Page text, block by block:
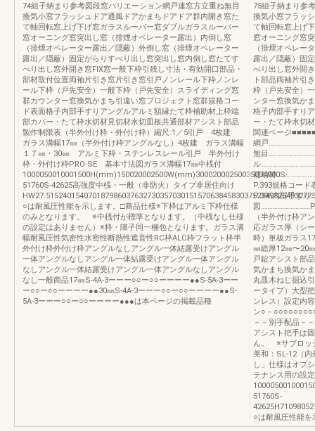
74組子納まり参考図段窓バリエーション網戸連窓方立重ね無目
換気小窓フラッシュドア通風ドアかまちドアドア群内開き窓た
て軸回転窓上げ下げ窓ガラスルーバー窓ダブルガラスルーバー
窓オーニング窓突出し窓（排煙オペレーター露出）内倒し窓
（排煙オペレーター露出／隠蔽）外倒し窓（排煙オペレーター
露出／隠蔽）固定がらりすべり出し窓突出し窓内倒し窓たてす
べり出し窓外開き窓FIX窓一般下枠引残し寸法・有効開口部品・
部材取付位置両袖片引き窓片引き窓引戸ノンレール下枠ノンレ
ール下枠（戸先安全）一般下枠（戸先安全）スライディング窓
群カウンター窓換気かまち引違い窓プロジェクト窓群規格コー
ド表面格子内部手すりアングルアルミ額縁たて枠補助材上枠端
部カバー・たて枠水切材見切材水切皿板共通部材アシスト部品
製作制限表（半外付け枠・外付け枠）縮尺:1／5引戸 4枚建
ガラス溝幅17㎜（半外付け枠アングルなし）4枚建 ガラス溝幅
１７㎜・30㎜ アルミ下枠・ステンレスレール引戸 半外付け
枠・外付け枠PRO-SE 基本寸法図ガラス溝幅17㎜中桟付
1000050010001500H(mm)150020002500W(mm)30002000250035004000S-
51760S-42625高強度中桟・一般（非防火）タイプ非居住向け
○は耐風圧性能を示します。□商品仕様※下枠はアルミ下枠仕様
のみとなります。 ※中桟付が標準となります。（中桟なし仕様
の設定はありません）※枠・障子同一梱包となります。ガラス溝
幅耐風圧性気密性水密性断熱性遮音性RC枠ALC枠フラット枠半
外付け枠外付け枠アングルなしアングル一体結露受けアングル
一体アングルなしアングル一体結露受けアングル一体アングル
なしアングル一体結露受けアングル一体アングルなしアングル
なし一般商品17㎜S-4A-3ーーー○○ー○○ーーーー●●S-5A-3ーー
ー○○ー○○ーーーー●●30㎜S-4A-3ーーー○○ー○○ーーーー●●S-
5A-3ーーー○○ー○○ーーーー●●●は本ページの掲載品種
75組子納まり参
換気小窓フラッ
て軸回転窓上げ
窓オーニング窓
（排煙オペレー
露出／隠蔽）固
べり出し窓外開
ト部品両袖片引
枠（戸先安全）
ンター窓換気か
格子内部手すり
ー・たて枠水切
関連ページ
網戸
無目
ル
補助材
P.393規格コー
P.396内部手す
図
（半外付け枠ア
応ガラス厚（シ
時）単板ガラス
㎜総厚12㎜〜20
戸錠アシスト部
気かまち換気か
丸皿木ねじ掘込
ータイプ）大型
ンレス）設定内
ン○－
－－別手配品－
アシスト把手は
ん。 ※サブロッ
美和：SL-12（
し」仕様はオプ
テナンス用の設
51760S-
○は耐風圧性能を